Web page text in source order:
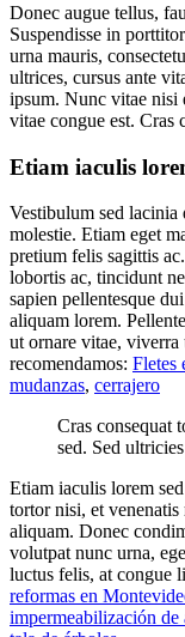
Donec augue tellus,
Suspendisse in
urna mauris,
ultrices, cursus ante
ipsum. Nunc vitae nisi
vitae congue est. Cras
Etiam iaculis
Vestibulum sed
molestie. Etiam eget
pretium felis sagittis
lobortis ac, tincidunt
sapien pellentesque
aliquam lorem.
ut ornare vitae,
recomendamos: Fletes
mudanzas, cerrajero
Cras consequat
sed. Sed
Etiam iaculis lorem
tortor nisi, et
aliquam. Donec
volutpat nunc urna,
luctus felis, at congue
reformas en
impermeabilización de